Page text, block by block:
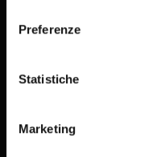
raccogliere
geografica, con
Identificare il
Preferenze
Statistiche
Marketing
E-learning